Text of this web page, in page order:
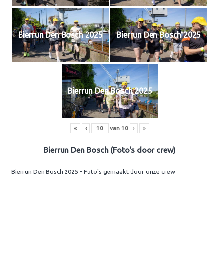
Bierrun Den Bosch 2025 Bierrun Den Bosch 2025
Bierrun Den Bosch 2025
« ‹ van 10 › »
Bierrun Den Bosch (Foto's door crew)
Bierrun Den Bosch 2025 - Foto's gemaakt door onze crew